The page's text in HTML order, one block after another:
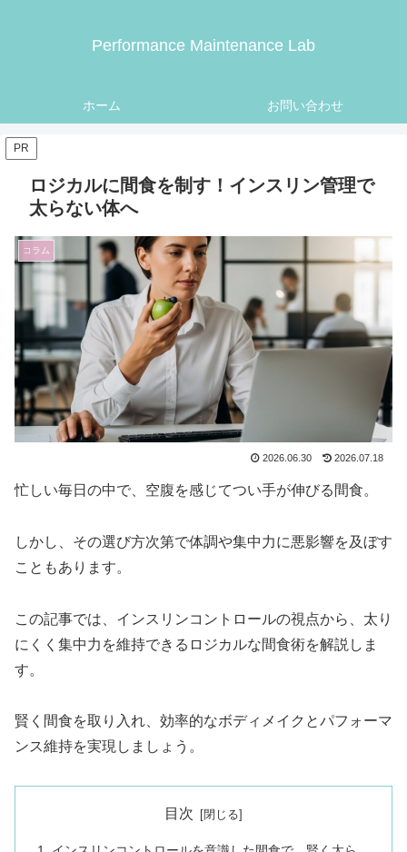
Performance Maintenance Lab
ホーム お問い合わせ
PR
ロジカルに間食を制す！インスリン管理で
太らない体へ
コラム
2026.06.30 2026.07.18
忙しい毎日の中で、空腹を感じてつい手が伸びる間食。
しかし、その選び方次第で体調や集中力に悪影響を及ぼす
こともあります。
この記事では、インスリンコントロールの視点から、太り
にくく集中力を維持できるロジカルな間食術を解説しま
す。
賢く間食を取り入れ、効率的なボディメイクとパフォーマ
ンス維持を実現しましょう。
目次